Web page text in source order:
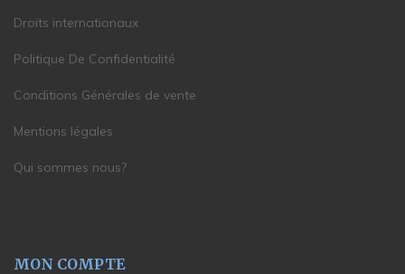
Droits internationaux
Politique De Confidentialité
Conditions Générales de vente
Mentions légales
Qui sommes nous?
MON COMPTE